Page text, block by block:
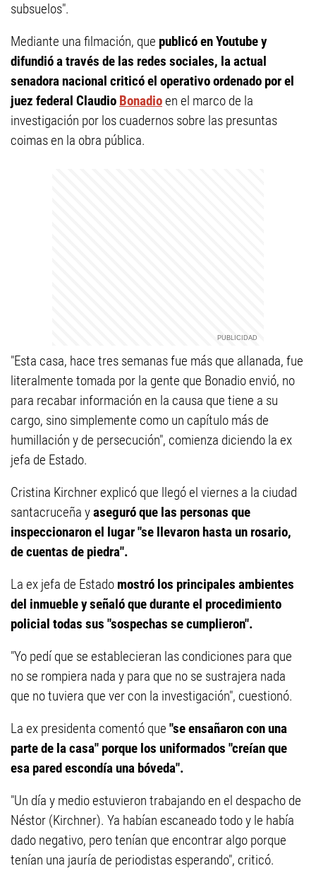
subsuelos".
Mediante una filmación, que publicó en Youtube y
difundió a través de las redes sociales, la actual
senadora nacional criticó el operativo ordenado por el
juez federal Claudio Bonadioen el marco de la
investigación por los cuadernos sobre las presuntas
coimas en la obra pública.
"Esta casa, hace tres semanas fue más que allanada, fue
literalmente tomada por la gente que Bonadio envió, no
para recabar información en la causa que tiene a su
cargo, sino simplemente como un capítulo más de
humillación y de persecución", comienza diciendo la ex
jefa de Estado.
Cristina Kirchner explicó que llegó el viernes a la ciudad
santacruceña yaseguró que las personas que
inspeccionaron el lugar "se llevaron hasta un rosario,
de cuentas de piedra".
La ex jefa de Estado mostró los principales ambientes
del inmueble y señaló que durante el procedimiento
policial todas sus "sospechas se cumplieron".
"Yo pedí que se establecieran las condiciones para que
no se rompiera nada y para que no se sustrajera nada
que no tuviera que ver con la investigación", cuestionó.
La ex presidenta comentó que "se ensañaron con una
parte de la casa" porque los uniformados "creían que
esa pared escondía una bóveda".
"Un día y medio estuvieron trabajando en el despacho de
Néstor (Kirchner). Ya habían escaneado todo y le había
dado negativo, pero tenían que encontrar algo porque
tenían una jauría de periodistas esperando", criticó.